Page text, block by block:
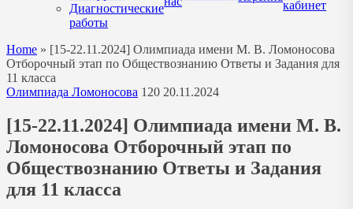
Диагностические
работы
кабинет
Home » [15-22.11.2024] Олимпиада имени М. В. Ломоносова
Отборочный этап по Обществознанию Ответы и Задания для
11 класса
Олимпиада Ломоносова 120 20.11.2024
[15-22.11.2024] Олимпиада имени М. В.
Ломоносова Отборочный этап по
Обществознанию Ответы и Задания
для 11 класса